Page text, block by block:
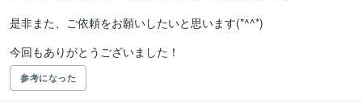
是非また、ご依頼をお願いしたいと思います(*^^*)
今回もありがとうございました！
参考になった